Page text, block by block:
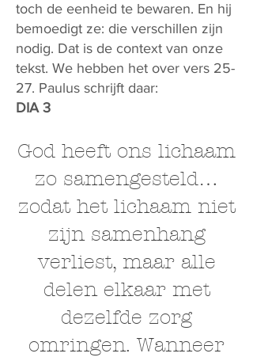
toch de eenheid te bewaren. En hij
bemoedigt ze: die verschillen zijn
nodig. Dat is de context van onze
tekst. We hebben het over vers 25-
27. Paulus schrijft daar:
DIA 3
God heeft ons lichaam
zo samengesteld…
zodat het lichaam niet
zijn samenhang
verliest, maar alle
delen elkaar met
dezelfde zorg
omringen. Wanneer